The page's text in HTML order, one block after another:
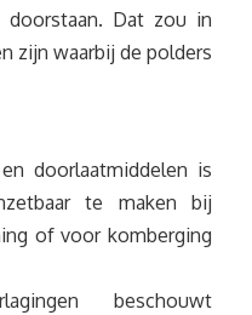
doorstaan. Dat zou in
zijn waarbij de polders
doorlaatmiddelen is
te maken bij
of voor komberging
beschouwt